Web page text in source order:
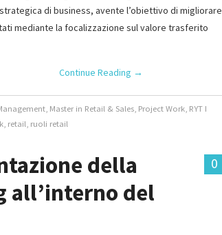
di business, avente l’obiettivo di migliorare
mediante la focalizzazione sul valore trasferito
Continue Reading →
, Master in Retail & Sales, Project Work, RYT I
, retail, ruoli retail
0
della
all’interno del